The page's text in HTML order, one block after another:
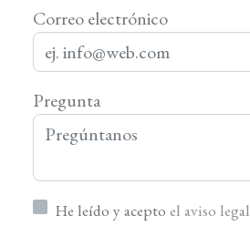
Correo electrónico
Pregunta
He leído y acepto el aviso legal